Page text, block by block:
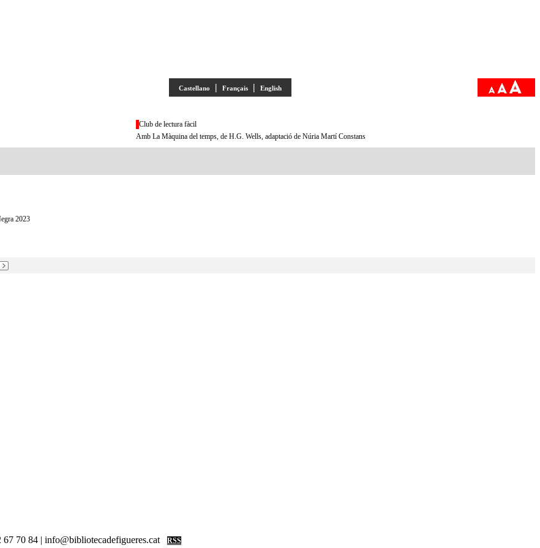
Castellano | Français | English
Club de lectura fàcil
Amb La Màquina del temps, de H.G. Wells, adaptació de Núria Martí Constans
2023
67 70 84 | info@bibliotecadefigueres.cat RSS